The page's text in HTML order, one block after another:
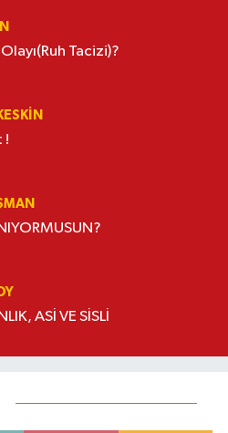
Tacizi)?
!
ASİ VE SİSLİ